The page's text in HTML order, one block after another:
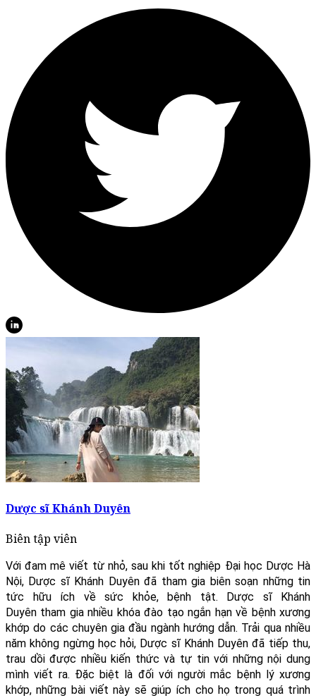
Dược sĩ Khánh Duyên
Biên tập viên
Với đam mê viết từ nhỏ, sau khi tốt nghiệp Đại học Dược Hà
Nội, Dược sĩ Khánh Duyên đã tham gia biên soạn những tin
tức hữu ích về sức khỏe, bệnh tật. Dược sĩ Khánh
Duyên tham gia nhiều khóa đào tạo ngắn hạn về bệnh xương
khớp do các chuyên gia đầu ngành hướng dẫn. Trải qua nhiều
năm không ngừng học hỏi, Dược sĩ Khánh Duyên đã tiếp thu,
trau dồi được nhiều kiến thức và tự tin với những nội dung
mình viết ra. Đặc biệt là đối với người mắc bệnh lý xương
khớp, những bài viết này sẽ giúp ích cho họ trong quá trình